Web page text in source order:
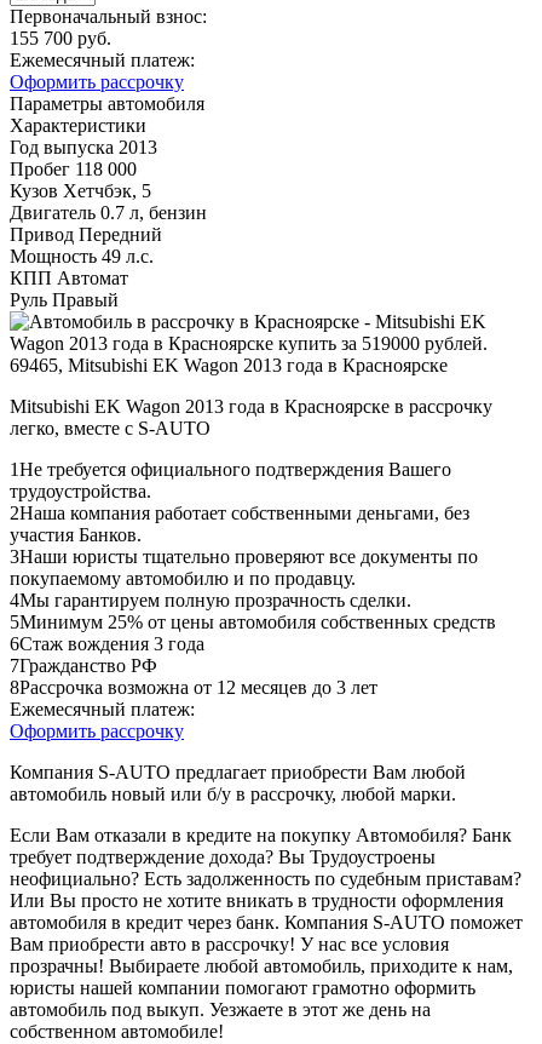
Первоначальный взнос:
155 700 руб.
Ежемесячный платеж:
Оформить рассрочку
Параметры автомобиля
Характеристики
Год выпуска 2013
Пробег 118 000
Кузов Хетчбэк, 5
Двигатель 0.7 л, бензин
Привод Передний
Мощность 49 л.с.
КПП Автомат
Руль Правый
Mitsubishi EK Wagon 2013 года в Красноярске в рассрочку
легко, вместе с S-AUTO
1Не требуется официального подтверждения Вашего
трудоустройства.
2Наша компания работает собственными деньгами, без
участия Банков.
3Наши юристы тщательно проверяют все документы по
покупаемому автомобилю и по продавцу.
4Мы гарантируем полную прозрачность сделки.
5Минимум 25% от цены автомобиля собственных средств
6Стаж вождения 3 года
7Гражданство РФ
8Рассрочка возможна от 12 месяцев до 3 лет
Ежемесячный платеж:
Оформить рассрочку
Компания S-AUTO предлагает приобрести Вам любой
автомобиль новый или б/у в рассрочку, любой марки.
Если Вам отказали в кредите на покупку Автомобиля? Банк
требует подтверждение дохода? Вы Трудоустроены
неофициально? Есть задолженность по судебным приставам?
Или Вы просто не хотите вникать в трудности оформления
автомобиля в кредит через банк. Компания S-AUTO поможет
Вам приобрести авто в рассрочку! У нас все условия
прозрачны! Выбираете любой автомобиль, приходите к нам,
юристы нашей компании помогают грамотно оформить
автомобиль под выкуп. Уезжаете в этот же день на
собственном автомобиле!